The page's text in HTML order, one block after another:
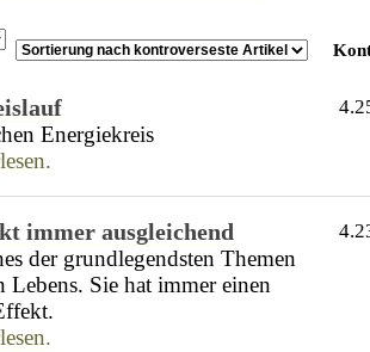
Energiekreis
immer ausgleichend
der grundlegendsten Themen
Lebens. Sie hat immer einen